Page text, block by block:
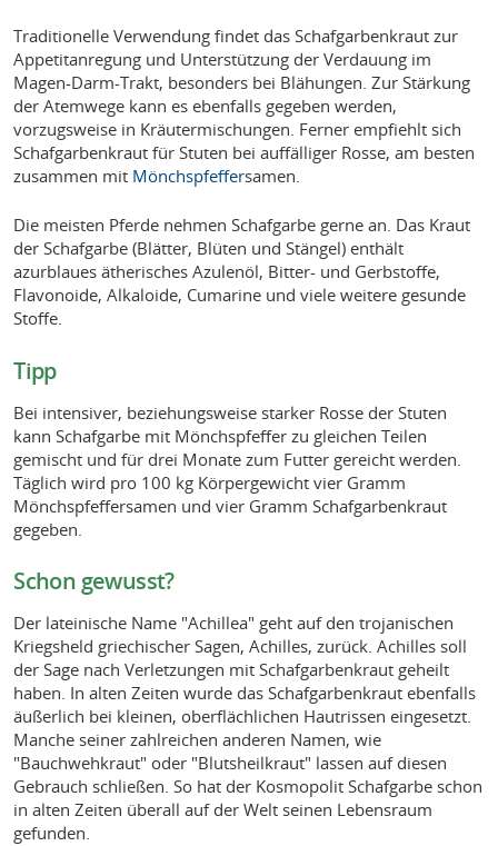
Traditionelle Verwendung findet das Schafgarbenkraut zur
Appetitanregung und Unterstützung der Verdauung im
Magen-Darm-Trakt, besonders bei Blähungen. Zur Stärkung
der Atemwege kann es ebenfalls gegeben werden,
vorzugsweise in Kräutermischungen. Ferner empfiehlt sich
Schafgarbenkraut für Stuten bei auffälliger Rosse, am besten
zusammen mit Mönchspfeffersamen.
Die meisten Pferde nehmen Schafgarbe gerne an. Das Kraut
der Schafgarbe (Blätter, Blüten und Stängel) enthält
azurblaues ätherisches Azulenöl, Bitter- und Gerbstoffe,
Flavonoide, Alkaloide, Cumarine und viele weitere gesunde
Stoffe.
Tipp
Bei intensiver, beziehungsweise starker Rosse der Stuten
kann Schafgarbe mit Mönchspfeffer zu gleichen Teilen
gemischt und für drei Monate zum Futter gereicht werden.
Täglich wird pro 100 kg Körpergewicht vier Gramm
Mönchspfeffersamen und vier Gramm Schafgarbenkraut
gegeben.
Schon gewusst?
Der lateinische Name "Achillea" geht auf den trojanischen
Kriegsheld griechischer Sagen, Achilles, zurück. Achilles soll
der Sage nach Verletzungen mit Schafgarbenkraut geheilt
haben. In alten Zeiten wurde das Schafgarbenkraut ebenfalls
äußerlich bei kleinen, oberflächlichen Hautrissen eingesetzt.
Manche seiner zahlreichen anderen Namen, wie
"Bauchwehkraut" oder "Blutsheilkraut" lassen auf diesen
Gebrauch schließen. So hat der Kosmopolit Schafgarbe schon
in alten Zeiten überall auf der Welt seinen Lebensraum
gefunden.